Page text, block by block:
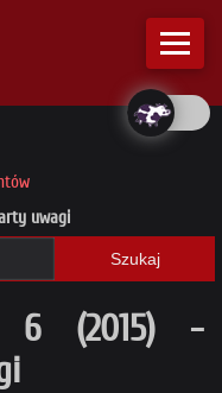
uwagi
Szukaj
6 (2015) -